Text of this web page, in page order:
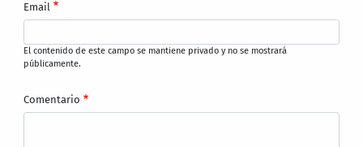
Email
El contenido de este campo se mantiene privado y no se mostrará
públicamente.
Comentario